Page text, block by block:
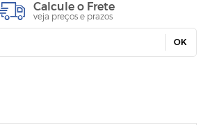
Calcule o Frete
veja preços e prazos
OK